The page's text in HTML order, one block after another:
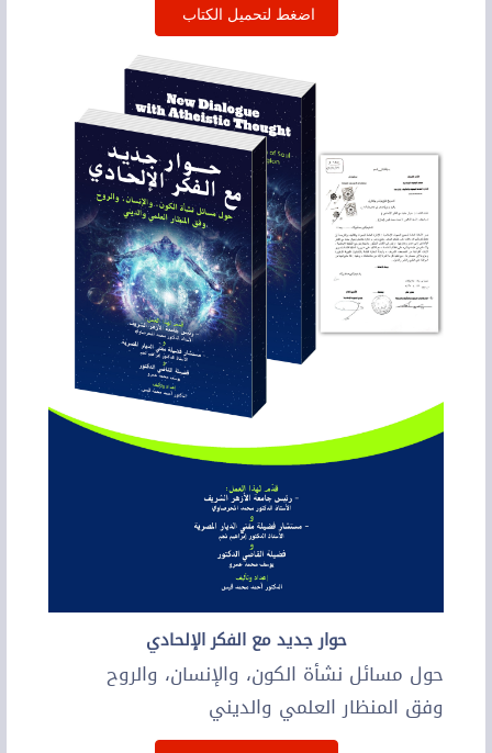
اضغط لتحميل الكتاب
حوار جديد مع الفكر الإلحادي
حول مسائل نشأة الكون، والإنسان، والروح
وفق المنظار العلمي والديني